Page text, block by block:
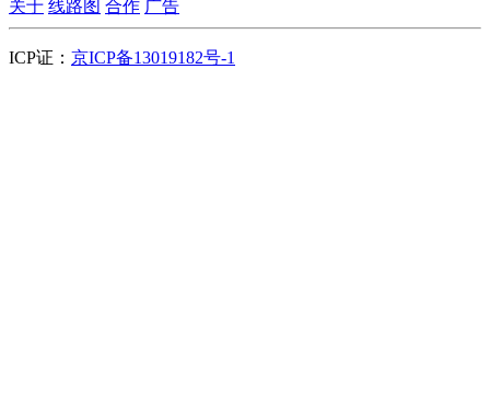
关于 线路图 合作 广告
ICP证： 京ICP备13019182号-1